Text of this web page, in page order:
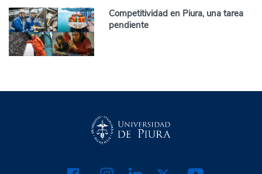
Competitividad en Piura, una tarea
pendiente